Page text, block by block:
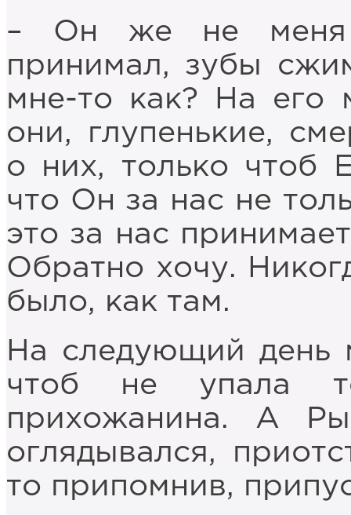
– Он же не
принимал, зубы
мне-то как? На его
они, глупенькие,
о них, только чтоб
что Он за нас не
это за нас
Обратно хочу.
было, как там.
На следующий день
чтоб не упала
прихожанина. А
оглядывался,
то припомнив,